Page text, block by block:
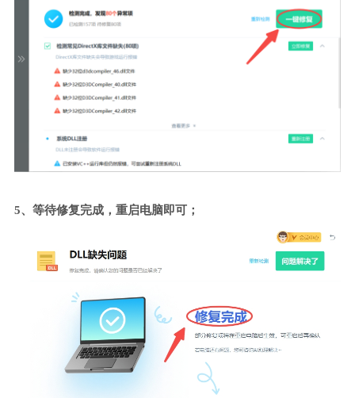
5、等待修复完成，重启电脑即可；